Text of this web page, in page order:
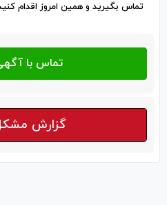
تماس بگیرید و همین امروز اقدام
گزارش